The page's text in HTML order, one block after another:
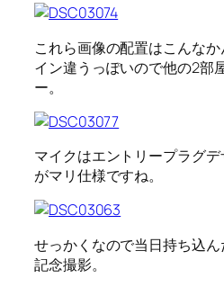
これら画像の配置はこんな
イン違うっぽいので他の2部
ー。
マイクはエントリープラグ
がマリ仕様ですね。
せっかくなので当日持ち込
記念撮影。